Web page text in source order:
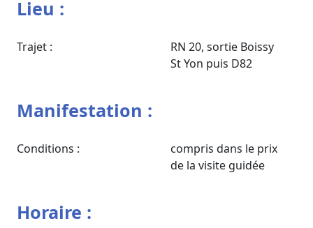
Lieu :
Trajet :
RN 20, sortie Boissy
St Yon puis D82
Manifestation :
Conditions :
compris dans le prix
de la visite guidée
Horaire :